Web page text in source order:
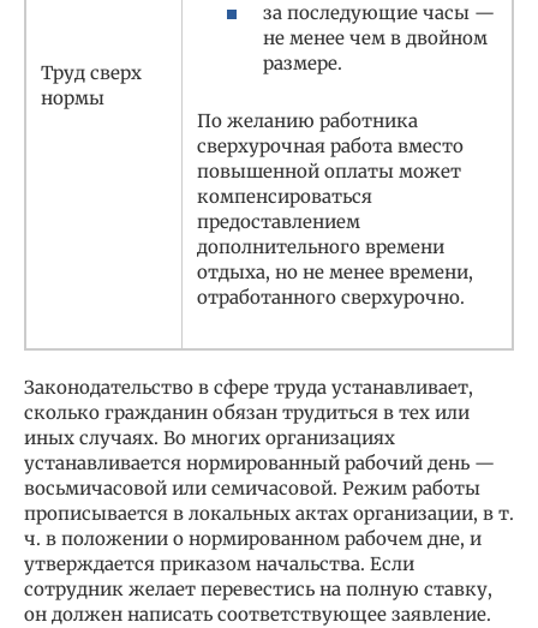
Труд сверх
нормы
за последующие часы —
не менее чем в двойном
размере.
По желанию работника
сверхурочная работа вместо
повышенной оплаты может
компенсироваться
предоставлением
дополнительного времени
отдыха, но не менее времени,
отработанного сверхурочно.
Законодательство в сфере труда устанавливает,
сколько гражданин обязан трудиться в тех или
иных случаях. Во многих организациях
устанавливается нормированный рабочий день —
восьмичасовой или семичасовой. Режим работы
прописывается в локальных актах организации, в т.
ч. в положении о нормированном рабочем дне, и
утверждается приказом начальства. Если
сотрудник желает перевестись на полную ставку,
он должен написать соответствующее заявление.